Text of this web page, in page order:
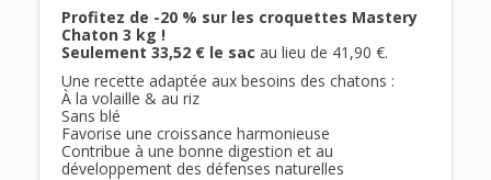
Profitez de -20 % sur les croquettes Mastery
Chaton 3 kg !
Seulement 33,52 € le sac au lieu de 41,90 €.
Une recette adaptée aux besoins des chatons :
À la volaille & au riz
Sans blé
Favorise une croissance harmonieuse
Contribue à une bonne digestion et au
développement des défenses naturelles